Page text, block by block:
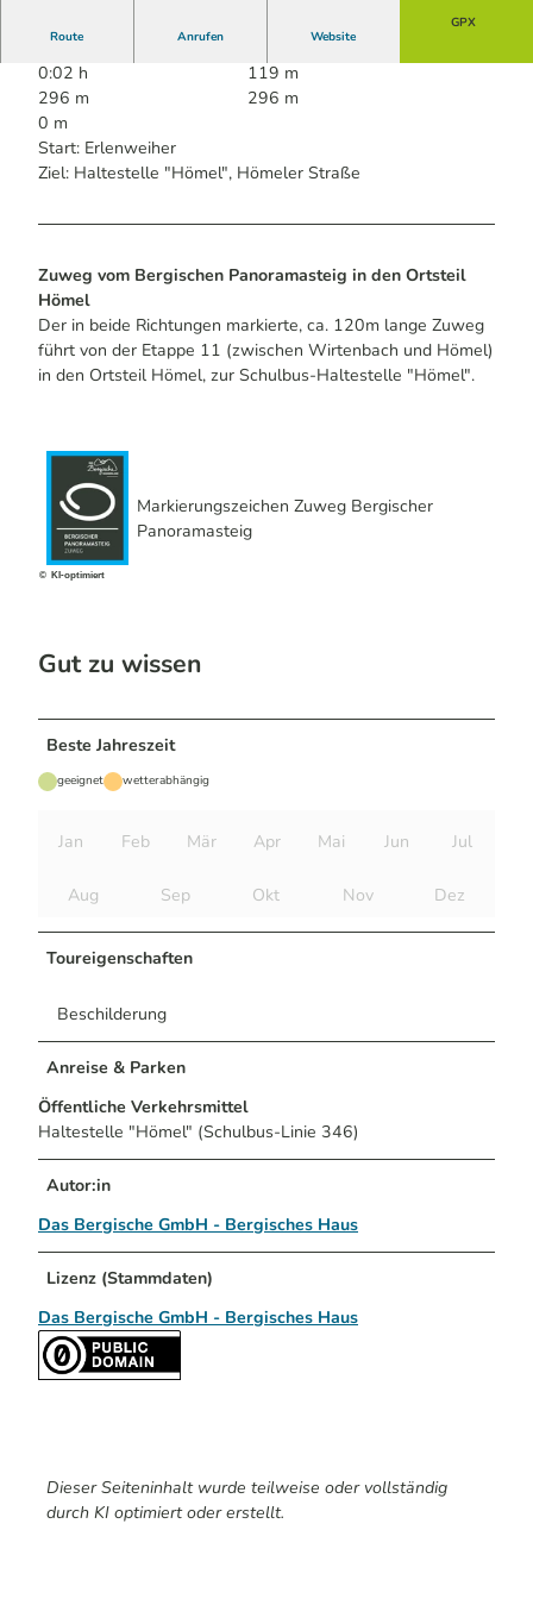
Route Anrufen Website
GPX
0:02 h
119 m
296 m
296 m
0 m
Start: Erlenweiher
Ziel: Haltestelle "Hömel", Hömeler Straße
Zuweg vom Bergischen Panoramasteig in den Ortsteil
Hömel
Der in beide Richtungen markierte, ca. 120m lange Zuweg
führt von der Etappe 11 (zwischen Wirtenbach und Hömel)
in den Ortsteil Hömel, zur Schulbus-Haltestelle "Hömel".
© KI-optimiert
Markierungszeichen Zuweg Bergischer
Panoramasteig
Gut zu wissen
Beste Jahreszeit
geeignet wetterabhängig
Jan Feb Mär Apr Mai Jun Jul
Aug Sep Okt Nov Dez
Toureigenschaften
Beschilderung
Anreise & Parken
Öffentliche Verkehrsmittel
Haltestelle "Hömel" (Schulbus-Linie 346)
Autor:in
Das Bergische GmbH - Bergisches Haus
Lizenz (Stammdaten)
Das Bergische GmbH - Bergisches Haus
Dieser Seiteninhalt wurde teilweise oder vollständig
durch KI optimiert oder erstellt.